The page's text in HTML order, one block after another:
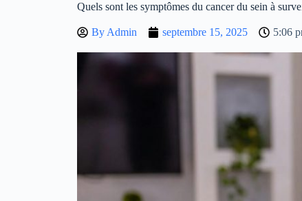
Quels sont les symptômes du cancer du sein à
By Admin septembre 15, 2025 5:06